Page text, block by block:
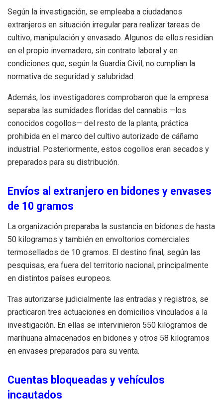
Según la investigación, se empleaba a ciudadanos
extranjeros en situación irregular para realizar tareas de
cultivo, manipulación y envasado. Algunos de ellos residían
en el propio invernadero, sin contrato laboral y en
condiciones que, según la Guardia Civil, no cumplían la
normativa de seguridad y salubridad.
Además, los investigadores comprobaron que la empresa
separaba las sumidades floridas del cannabis —los
conocidos cogollos— del resto de la planta, práctica
prohibida en el marco del cultivo autorizado de cáñamo
industrial. Posteriormente, estos cogollos eran secados y
preparados para su distribución.
Envíos al extranjero en bidones y envases
de 10 gramos
La organización preparaba la sustancia en bidones de hasta
50 kilogramos y también en envoltorios comerciales
termosellados de 10 gramos. El destino final, según las
pesquisas, era fuera del territorio nacional, principalmente
en distintos países europeos.
Tras autorizarse judicialmente las entradas y registros, se
practicaron tres actuaciones en domicilios vinculados a la
investigación. En ellas se intervinieron 550 kilogramos de
marihuana almacenados en bidones y otros 58 kilogramos
en envases preparados para su venta.
Cuentas bloqueadas y vehículos
incautados